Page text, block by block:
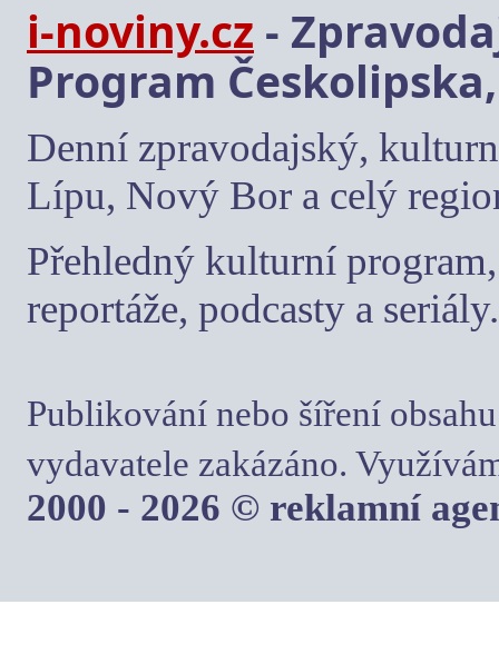
i-noviny.cz -
Program
Denní zpravodajský,
Lípu, Nový Bor a celý
Přehledný kulturní
reportáže, podcasty a seriály.
Publikování nebo šíření
vydavatele zakázáno.
2000 - 2026 © reklamní